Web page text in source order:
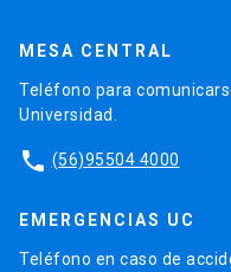
MESA CENTRAL
Teléfono para
Universidad.
phone (56)95504 4000
EMERGENCIAS UC
Teléfono en caso de